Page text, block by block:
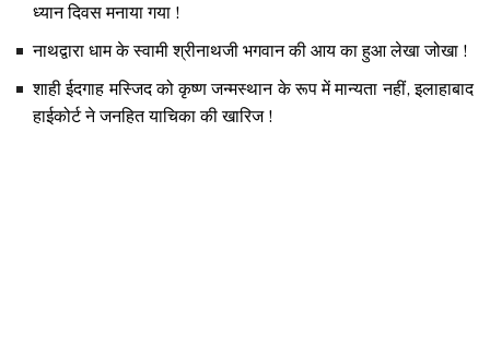
ध्यान दिवस मनाया गया !
नाथद्वारा धाम के स्वामी श्रीनाथजी भगवान की आय का हुआ लेखा जोखा !
शाही ईदगाह मस्जिद को कृष्ण जन्मस्थान के रूप में मान्यता नहीं, इलाहाबाद
हाईकोर्ट ने जनहित याचिका की खारिज !